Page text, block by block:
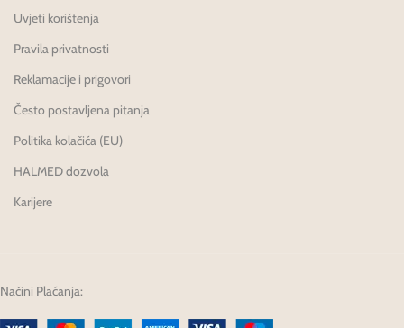
Uvjeti korištenja
Pravila privatnosti
Reklamacije i prigovori
Često postavljena pitanja
Politika kolačića (EU)
HALMED dozvola
Karijere
Načini Plaćanja: